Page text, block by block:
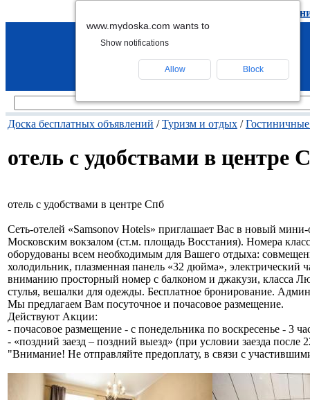
удалить
Доска бесплатных объявлений /Туризм и отдых /
отель с удобствами в центре
отель с удобствами в центре Спб
Сеть-отелей «Samsonov Hotels» приглашает Вас в новый
Московским вокзалом (ст.м. площадь Восстания). Номера
оборудованы всем необходимым для Вашего отдыха:
холодильник, плазменная панель «32 дюйма»,
вниманию просторный номер с балконом и джакузи, класса
стулья, вешалки для одежды. Бесплатное бронирование.
Мы предлагаем Вам посуточное и почасовое размещение.
Действуют Акции:
- почасовое размещение - с понедельника по воскресенье - 3
- «поздний заезд – поздний выезд» (при условии заезда после
"Внимание! Не отправляйте предоплату, в связи с
www.mydoska.com wants to
Show notifications
Allow Block